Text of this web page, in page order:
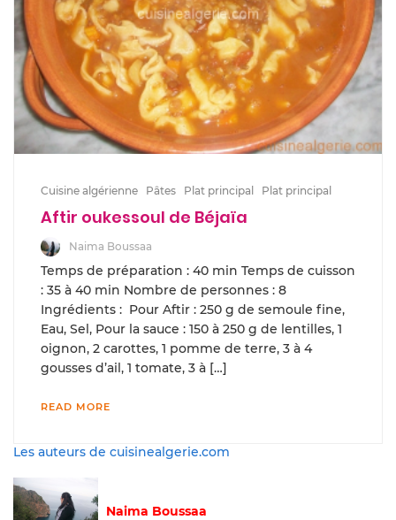
Cuisine algérienne Pâtes Plat principal Plat principal
Aftir oukessoul de Béjaïa
Naima Boussaa
Temps de préparation : 40 min Temps de cuisson
: 35 à 40 min Nombre de personnes : 8
Ingrédients : Pour Aftir : 250 g de semoule fine,
Eau, Sel, Pour la sauce : 150 à 250 g de lentilles, 1
oignon, 2 carottes, 1 pomme de terre, 3 à 4
gousses d’ail, 1 tomate, 3 à […]
READ MORE
Les auteurs de cuisinealgerie.com
Naima Boussaa